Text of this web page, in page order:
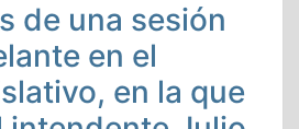
de una sesión
en el
en la que